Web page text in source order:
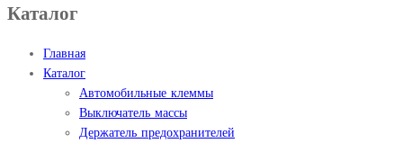
Каталог
Главная
Каталог
Автомобильные клеммы
Выключатель массы
Держатель предохранителей